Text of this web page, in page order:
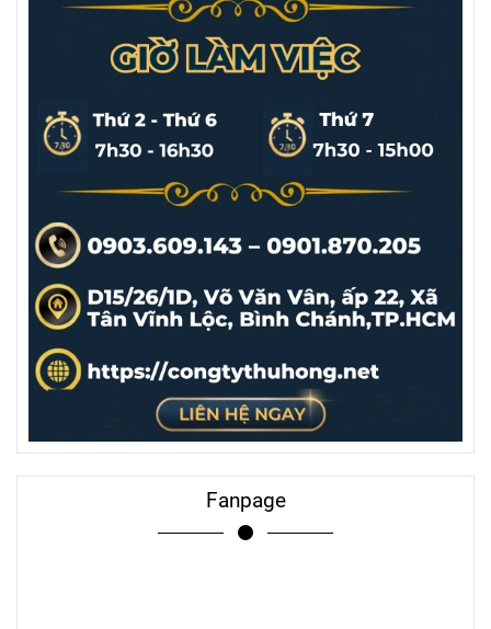
Fanpage